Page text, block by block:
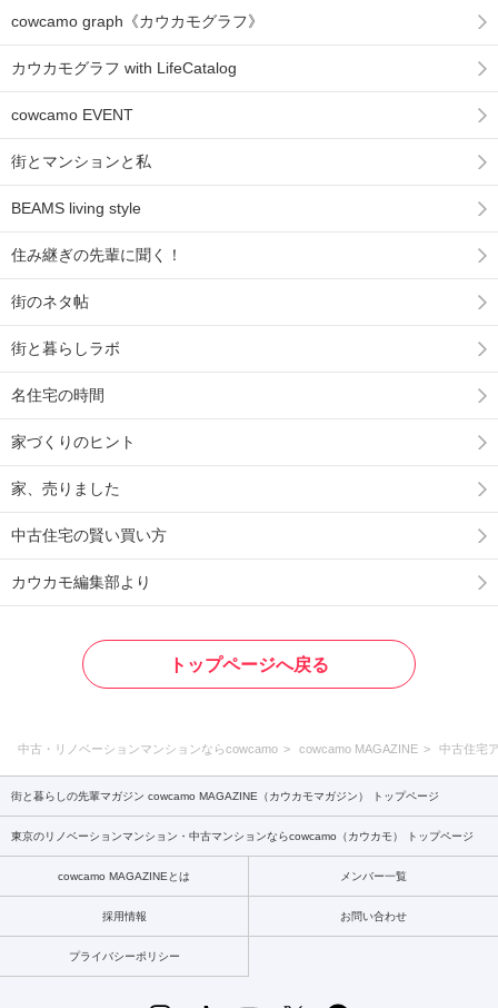
cowcamo graph《カウカモグラフ》
カウカモグラフ with LifeCatalog
cowcamo EVENT
街とマンションと私
BEAMS living style
住み継ぎの先輩に聞く！
街のネタ帖
街と暮らしラボ
名住宅の時間
家づくりのヒント
家、売りました
中古住宅の賢い買い方
カウカモ編集部より
トップページへ戻る
中古・リノベーションマンションならcowcamo cowcamo MAGAZINE 中古住宅
街と暮らしの先輩マガジン cowcamo MAGAZINE（カウカモマガジン） トップページ
東京のリノベーションマンション・中古マンションならcowcamo（カウカモ） トップページ
cowcamo MAGAZINEとは メンバー一覧
採用情報 お問い合わせ
プライバシーポリシー